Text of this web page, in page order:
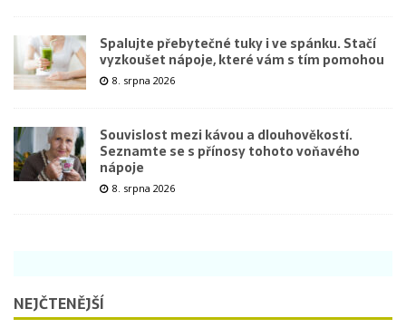
Spalujte přebytečné tuky i ve spánku. Stačí
vyzkoušet nápoje, které vám s tím pomohou
8. srpna 2026
Souvislost mezi kávou a dlouhověkostí.
Seznamte se s přínosy tohoto voňavého
nápoje
8. srpna 2026
NEJČTENĚJŠÍ